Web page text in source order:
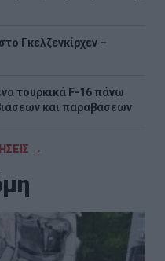
Γκελζενκίρχεν –
τουρκικά F-16 πάνω
και παραβάσεων
→